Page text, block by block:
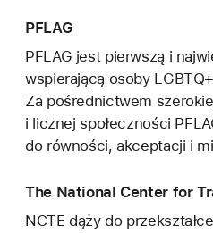
PFLAG
PFLAG jest pierwszą i
wspierającą osoby
Za pośrednictwem
i licznej społeczności
do równości, akceptacji i
The National Center for
NCTE dąży do